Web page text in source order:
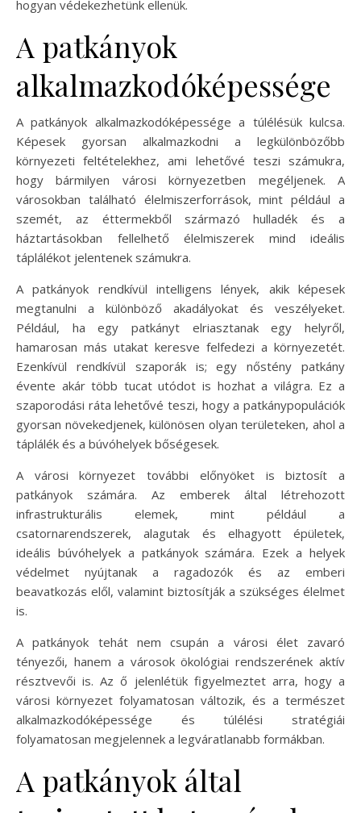
hogyan védekezhetünk ellenük.
A patkányok
alkalmazkodóképessége
A patkányok alkalmazkodóképessége a túlélésük kulcsa.
Képesek gyorsan alkalmazkodni a legkülönbözőbb
környezeti feltételekhez, ami lehetővé teszi számukra,
hogy bármilyen városi környezetben megéljenek. A
városokban található élelmiszerforrások, mint például a
szemét, az éttermekből származó hulladék és a
háztartásokban fellelhető élelmiszerek mind ideális
táplálékot jelentenek számukra.
A patkányok rendkívül intelligens lények, akik képesek
megtanulni a különböző akadályokat és veszélyeket.
Például, ha egy patkányt elriasztanak egy helyről,
hamarosan más utakat keresve felfedezi a környezetét.
Ezenkívül rendkívül szaporák is; egy nőstény patkány
évente akár több tucat utódot is hozhat a világra. Ez a
szaporodási ráta lehetővé teszi, hogy a patkánypopulációk
gyorsan növekedjenek, különösen olyan területeken, ahol a
táplálék és a búvóhelyek bőségesek.
A városi környezet további előnyöket is biztosít a
patkányok számára. Az emberek által létrehozott
infrastrukturális elemek, mint például a
csatornarendszerek, alagutak és elhagyott épületek,
ideális búvóhelyek a patkányok számára. Ezek a helyek
védelmet nyújtanak a ragadozók és az emberi
beavatkozás elől, valamint biztosítják a szükséges élelmet
is.
A patkányok tehát nem csupán a városi élet zavaró
tényezői, hanem a városok ökológiai rendszerének aktív
résztvevői is. Az ő jelenlétük figyelmeztet arra, hogy a
városi környezet folyamatosan változik, és a természet
alkalmazkodóképessége és túlélési stratégiái
folyamatosan megjelennek a legváratlanabb formákban.
A patkányok által